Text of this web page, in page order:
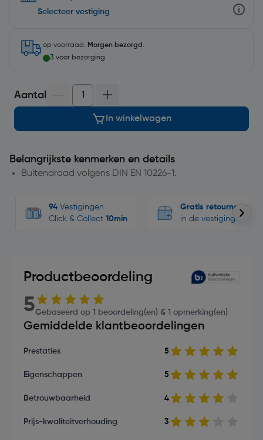
Selecteer vestiging
op voorraad. Morgen bezorgd .
3 voor bezorging
Aantal
In winkelwagen
Belangrijkste kenmerken en details
Buitendraad volgens DIN EN 10226-1.
94 Vestigingen
Click & Collect 10min
Gratis retourneren
in de vestigingen
Productbeoordeling
5Gebaseerd op 1 beoordeling(en) & 1 opmerking(en)
Gemiddelde klantbeoordelingen
Prestaties 5
Eigenschappen 5
Betrouwbaarheid 4
Prijs-kwaliteitverhouding 3